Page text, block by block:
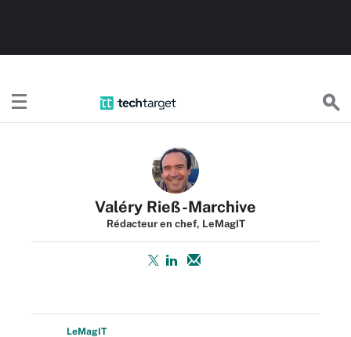
Valéry Rieß-Marchive
Rédacteur en chef, LeMagIT
LeMagIT